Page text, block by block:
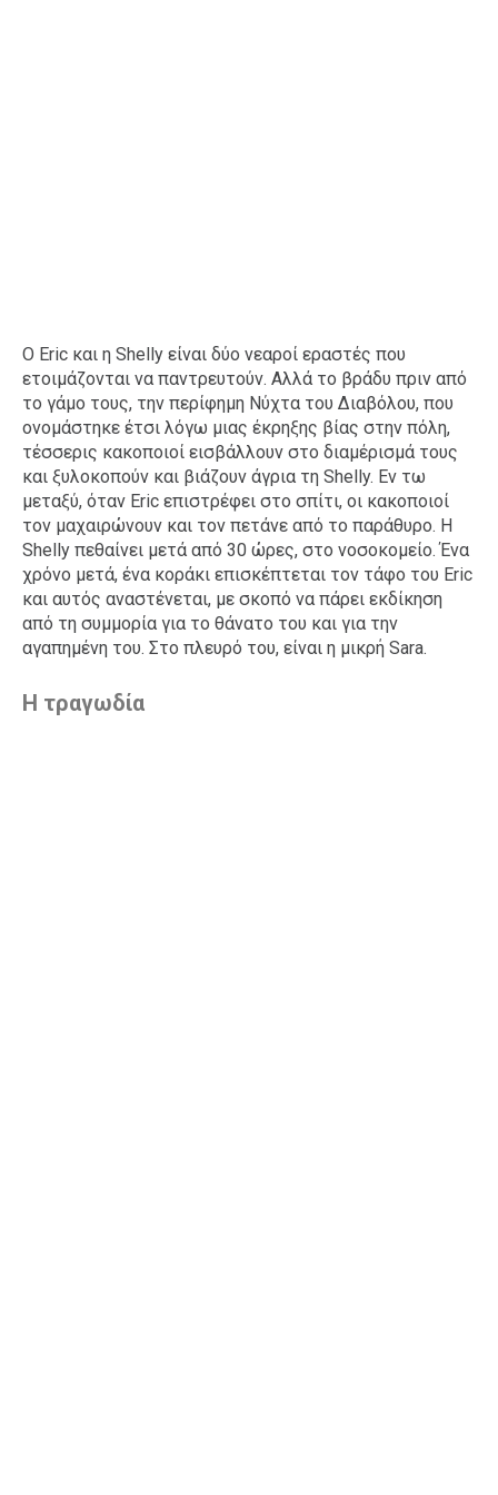
Ο Eric και η Shelly είναι δύο νεαροί εραστές που
ετοιμάζονται να παντρευτούν. Αλλά το βράδυ πριν από
το γάμο τους, την περίφημη Νύχτα του Διαβόλου, που
ονομάστηκε έτσι λόγω μιας έκρηξης βίας στην πόλη,
τέσσερις κακοποιοί εισβάλλουν στο διαμέρισμά τους
και ξυλοκοπούν και βιάζουν άγρια ​​τη Shelly. Εν τω
μεταξύ, όταν Eric επιστρέφει στο σπίτι, οι κακοποιοί
τον μαχαιρώνουν και τον πετάνε από το παράθυρο. Η
Shelly πεθαίνει μετά από 30 ώρες, στο νοσοκομείο. Ένα
χρόνο μετά, ένα κοράκι επισκέπτεται τον τάφο του Eric
και αυτός αναστένεται, με σκοπό να πάρει εκδίκηση
από τη συμμορία για το θάνατο του και για την
αγαπημένη του. Στο πλευρό του, είναι η μικρή Sara.
Η τραγωδία